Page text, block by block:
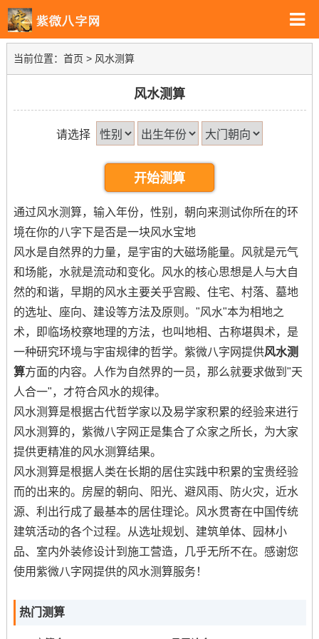
当前位置： 首页 > 风水测算
风水测算
请选择
通过风水测算，输入年份，性别，朝向来测试你所在的环
境在你的八字下是否是一块风水宝地
风水是自然界的力量，是宇宙的大磁场能量。风就是元气
和场能，水就是流动和变化。风水的核心思想是人与大自
然的和谐，早期的风水主要关乎宫殿、住宅、村落、墓地
的选址、座向、建设等方法及原则。"风水"本为相地之
术，即临场校察地理的方法，也叫地相、古称堪舆术，是
一种研究环境与宇宙规律的哲学。紫微八字网提供风水测
算方面的内容。人作为自然界的一员，那么就要求做到"天
人合一"，才符合风水的规律。
风水测算是根据古代哲学家以及易学家积累的经验来进行
风水测算的，紫微八字网正是集合了众家之所长，为大家
提供更精准的风水测算结果。
风水测算是根据人类在长期的居住实践中积累的宝贵经验
而的出来的。房屋的朝向、阳光、避风雨、防火灾，近水
源、利出行成了最基本的居住理论。风水贯寄在中国传统
建筑活动的各个过程。从选址规划、建筑单体、园林小
品、室内外装修设计到施工营造，几乎无所不在。感谢您
使用紫微八字网提供的风水测算服务！
热门测算